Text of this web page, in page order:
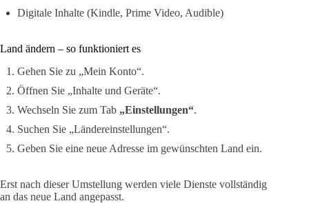
Digitale Inhalte (Kindle, Prime Video, Audible)
Land ändern – so funktioniert es
Gehen Sie zu „Mein Konto“.
Öffnen Sie „Inhalte und Geräte“.
Wechseln Sie zum Tab „Einstellungen“.
Suchen Sie „Ländereinstellungen“.
Geben Sie eine neue Adresse im gewünschten Land ein.
Erst nach dieser Umstellung werden viele Dienste vollständig
an das neue Land angepasst.